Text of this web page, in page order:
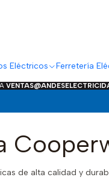
Eléctricos Ferretería
de alta calidad y